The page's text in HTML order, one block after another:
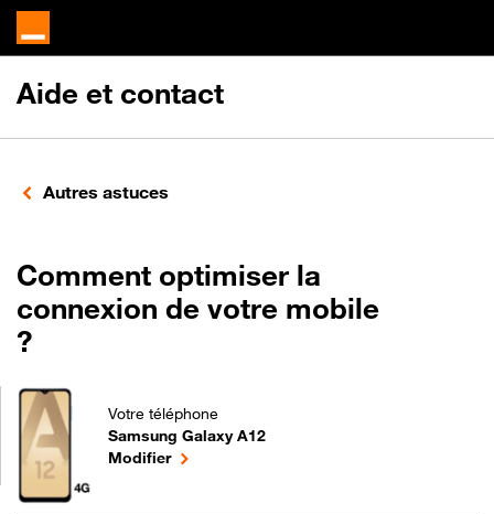
Aide et contact
Autres astuces
Comment optimiser la
connexion de votre mobile
?
Votre téléphone
Samsung Galaxy A12
Comment optimiser la connexion de votre mobile
Modifierle téléphone sélectionné